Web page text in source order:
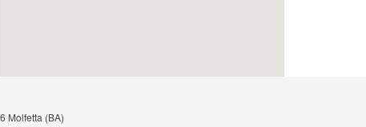
Molfetta (BA)